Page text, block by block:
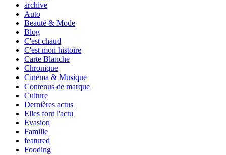
archive
Auto
Beauté & Mode
Blog
C'est chaud
C'est mon histoire
Carte Blanche
Chronique
Cinéma & Musique
Contenus de marque
Culture
Dernières actus
Elles font l'actu
Evasion
Famille
featured
Fooding